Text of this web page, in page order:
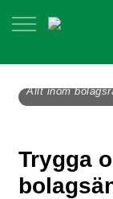
Allt inom
Trygga